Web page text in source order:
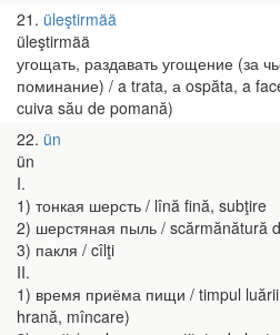
21 üleştirmää
üleştirmää
угощать, раздавать угощение (за
поминание) / a trata, а ospăta, a
cuiva său de pomană)
22 ün
ün
I.
1) тонкая шерсть / lînă fină, subţire
2) шерстяная пыль / scărmănătură
3) пакля / cîlţi
II.
1) время приёма пищи / timpul
hrană, mîncare)